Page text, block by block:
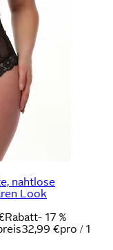
nahtlose
Look
Rabatt- 17 %
32,99 €pro / 1